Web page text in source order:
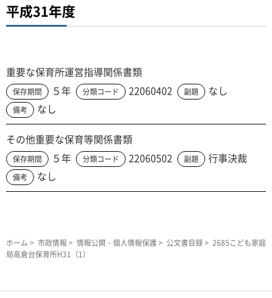
平成31年度
重要な保育所運営指導関係書類
保存期間 ５年 分類コード 22060402 副題 なし
備考 なし
その他重要な保育等関係書類
保存期間 ５年 分類コード 22060502 副題 行事決裁
備考 なし
ホーム > 市政情報 > 情報公開・個人情報保護> 公文書目録> 2685こども家庭
局高倉台保育所H31（1）